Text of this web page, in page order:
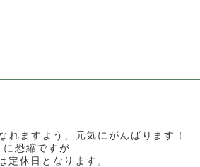
れますよう、元気にがんばります！
に恐縮ですが
休日となります。